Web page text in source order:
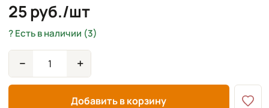
25 руб./шт
Есть в наличии (3)
− +
Добавить в корзину